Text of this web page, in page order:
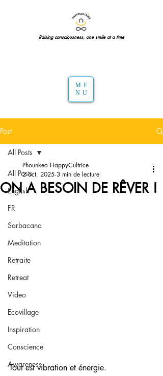
Raising consciousness, one smile at a time
ME
NU
Post
All Posts
English
FR
Sarbacana
Meditation
Retraite
Retreat
Video
Ecovillage
Inspiration
Conscience
Awareness
All Posts
ON A BESOIN DE RÊVER !
Phounkeo HappyCultrice
2 oct. 2025 3 min de lecture
Tout est vibration et énergie.